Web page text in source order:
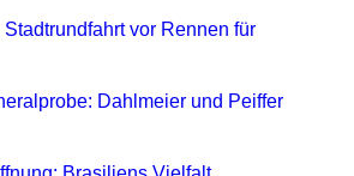
vor Rennen für
Dahlmeier und Peiffer